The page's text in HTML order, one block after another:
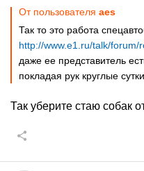
От пользователя aes
Так то это работа
http://www.e1.ru/talk/forum/
даже ее представитель
покладая рук круглые сутки
Так уберите стаю собак